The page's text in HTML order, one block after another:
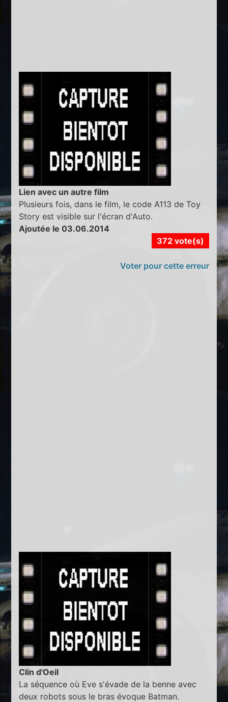
Lien avec un autre film
Plusieurs fois, dans le film, le code A113 de Toy
Story est visible sur l'écran d'Auto.
Ajoutée le 03.06.2014
372 vote(s)
Voter pour cette erreur
Clin d'Oeil
La séquence où Eve s'évade de la benne avec
deux robots sous le bras évoque Batman.